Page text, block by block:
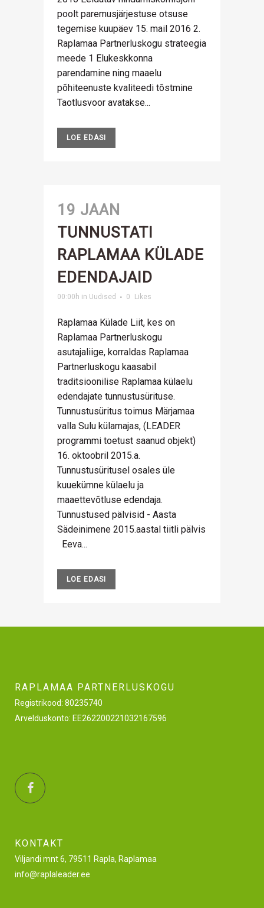
poolt paremusjärjestuse otsuse
tegemise kuupäev 15. mail 2016 2.
Raplamaa Partnerluskogu strateegia
meede 1 Elukeskkonna
parendamine ning maaelu
põhiteenuste kvaliteedi tõstmine
Taotlusvoor avatakse...
LOE EDASI
19 JAAN
TUNNUSTATI
RAPLAMAA KÜLADE
EDENDAJAID
00:00h in Uudised 0 Likes
Raplamaa Külade Liit, kes on
Raplamaa Partnerluskogu
asutajaliige, korraldas Raplamaa
Partnerluskogu kaasabil
traditsioonilise Raplamaa külaelu
edendajate tunnustusürituse.
Tunnustusüritus toimus Märjamaa
valla Sulu külamajas, (LEADER
programmi toetust saanud objekt)
16. oktoobril 2015.a.
Tunnustusüritusel osales üle
kuuekümne külaelu ja
maaettevõtluse edendaja.
Tunnustused pälvisid - Aasta
Sädeinimene 2015.aastal tiitli pälvis
Eeva...
LOE EDASI
RAPLAMAA PARTNERLUSKOGU
Registrikood: 80235740
Arvelduskonto: EE262200221032167596
KONTAKT
Viljandi mnt 6, 79511 Rapla, Raplamaa
info@raplaleader.ee